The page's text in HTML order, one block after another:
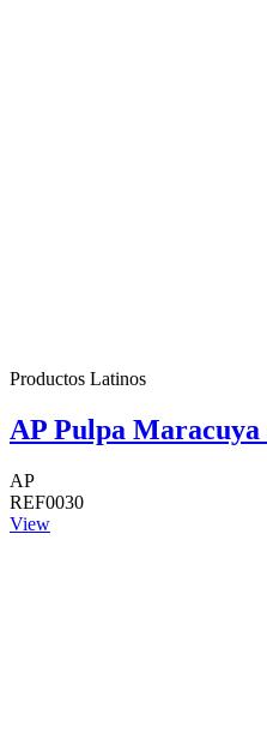
Productos Latinos
AP Pulpa Maracuya
AP
REF0030
View